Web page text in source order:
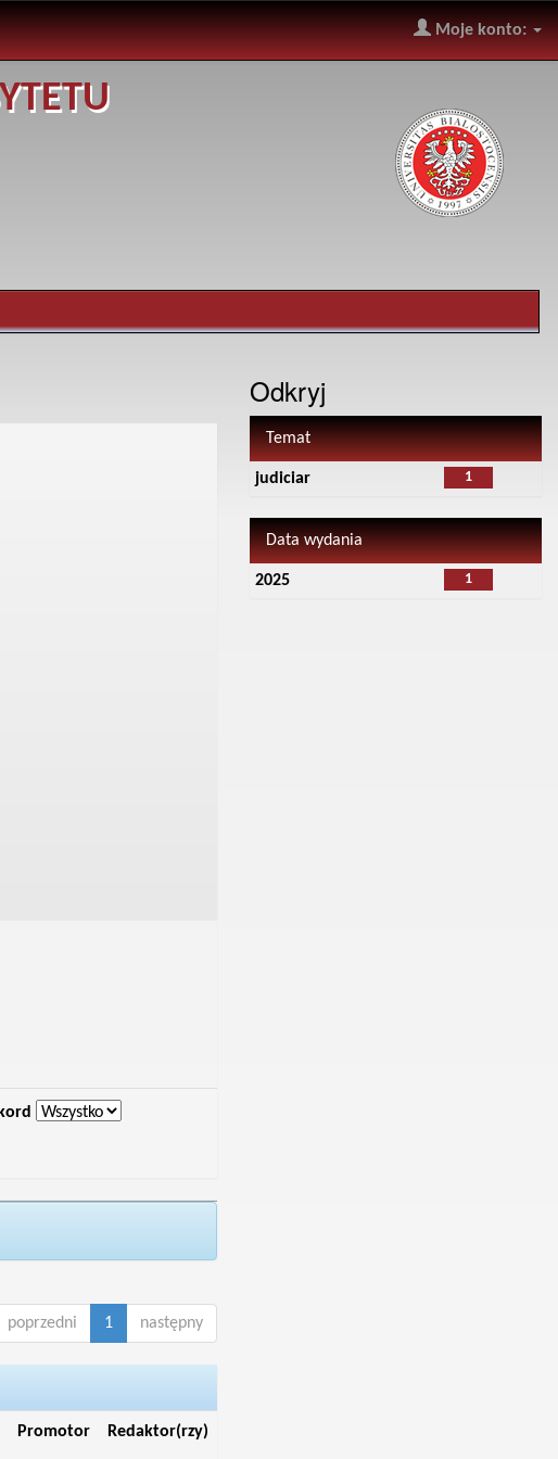
Moje konto:
poprzedni 1 następny
Promotor Redaktor(rzy)
Odkryj
Temat
1
judiciar
Data wydania
1
2025